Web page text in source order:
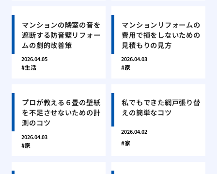
マンションの隣室の音を
遮断する防音壁リフォー
ムの劇的改善策
2026.04.05
生活
マンションリフォームの
費用で損をしないための
見積もりの見方
2026.04.03
家
プロが教える６畳の壁紙
を不足させないための計
測のコツ
2026.04.03
家
私でもできた網戸張り替
えの簡単なコツ
2026.04.02
家